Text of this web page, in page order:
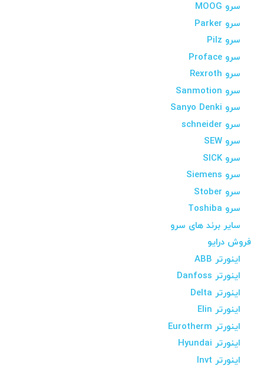
سرو MOOG
سرو Parker
سرو Pilz
سرو Proface
سرو Rexroth
سرو Sanmotion
سرو Sanyo Denki
سرو schneider
سرو SEW
سرو SICK
سرو Siemens
سرو Stober
سرو Toshiba
سایر برند های سرو
فروش درایو
اینورتر ABB
اینورتر Danfoss
اینورتر Delta
اینورتر Elin
اینورتر Eurotherm
اینورتر Hyundai
اینورتر Invt